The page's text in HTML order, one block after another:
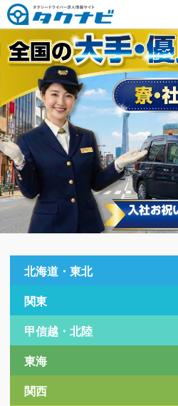
北海道・東北
関東
甲信越・北陸
東海
関西